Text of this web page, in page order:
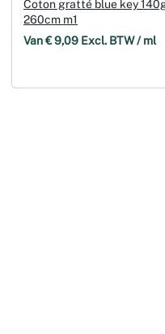
Coton gratté blue key
260cm m1
Van € 9,09 Excl. BTW / ml